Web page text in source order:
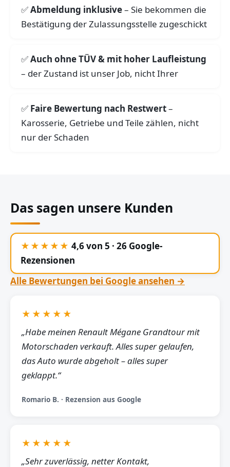
Abmeldung inklusive– Sie bekommen die
Bestätigung der Zulassungsstelle zugeschickt
Auch ohne TÜV & mit hoher Laufleistung
– der Zustand ist unser Job, nicht Ihrer
Faire Bewertung nach Restwert–
Karosserie, Getriebe und Teile zählen, nicht
nur der Schaden
Das sagen unsere Kunden
★★★★★ 4,6 von 5 · 26 Google-
Rezensionen
Alle Bewertungen bei Google ansehen →
★★★★★
„Habe meinen Renault Mégane Grandtour mit
Motorschaden verkauft. Alles super gelaufen,
das Auto wurde abgeholt – alles super
geklappt.“
Romario B. · Rezension aus Google
★★★★★
„Sehr zuverlässig, netter Kontakt,